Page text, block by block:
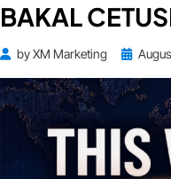
BAKAL
byXM Marketing
Posted
on